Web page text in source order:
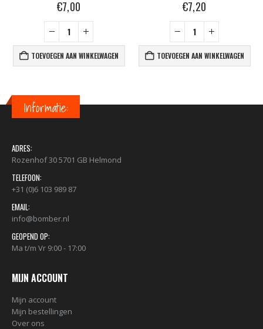
€7,00
TOEVOEGEN AAN WINKELWAGEN
€7,20
TOEVOEGEN AAN WINKELWAGEN
Informatie:
ADRES:
Rozenhof 30 5701 GB Helmond
TELEFOON:
+31 (0)6 103 989 87
EMAIL:
info@bomber.nl
GEOPEND OP:
Ma t/m Vr 9:00 - 17:00
MIJN ACCOUNT
Mijn account
Mijn bestellingen
Over ons